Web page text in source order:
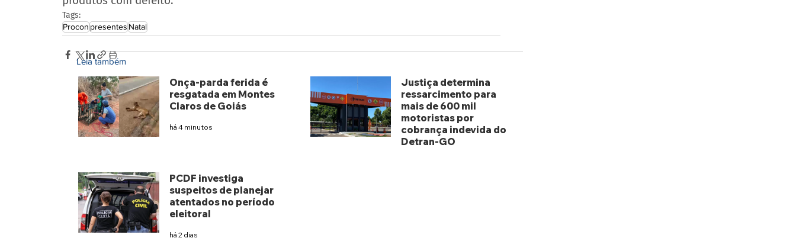
Tags:
ProconpresentesNatal
Leia também
Onça-parda ferida é
resgatada em Montes
Claros de Goiás
há 4 minutos
Justiça determina
ressarcimento para
mais de 600 mil
motoristas por
cobrança indevida do
Detran-GO
PCDF investiga
suspeitos de planejar
atentados no período
eleitoral
há 2 dias